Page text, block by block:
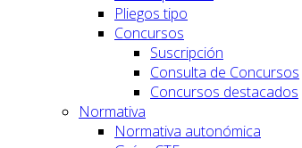
Pliegos tipo
Concursos
Suscripción
Consulta de Concursos
Concursos destacados
Normativa
Normativa autonómica